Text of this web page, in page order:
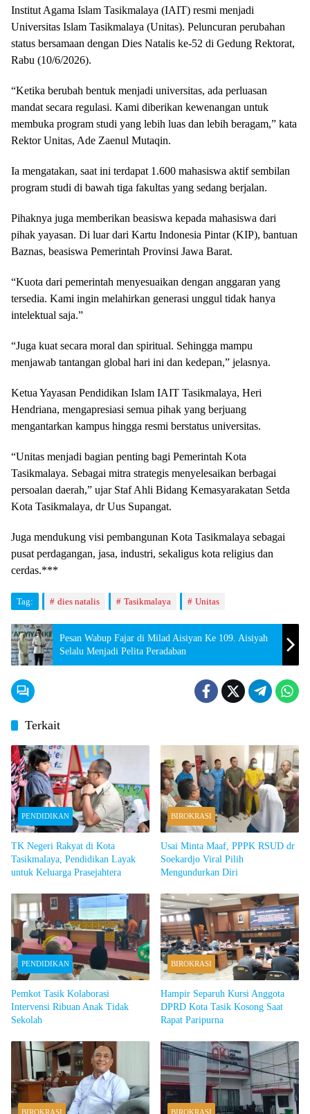
Institut Agama Islam Tasikmalaya (IAIT) resmi menjadi
Universitas Islam Tasikmalaya (Unitas). Peluncuran perubahan
status bersamaan dengan Dies Natalis ke-52 di Gedung Rektorat,
Rabu (10/6/2026).
“Ketika berubah bentuk menjadi universitas, ada perluasan
mandat secara regulasi. Kami diberikan kewenangan untuk
membuka program studi yang lebih luas dan lebih beragam,” kata
Rektor Unitas, Ade Zaenul Mutaqin.
Ia mengatakan, saat ini terdapat 1.600 mahasiswa aktif sembilan
program studi di bawah tiga fakultas yang sedang berjalan.
Pihaknya juga memberikan beasiswa kepada mahasiswa dari
pihak yayasan. Di luar dari Kartu Indonesia Pintar (KIP), bantuan
Baznas, beasiswa Pemerintah Provinsi Jawa Barat.
“Kuota dari pemerintah menyesuaikan dengan anggaran yang
tersedia. Kami ingin melahirkan generasi unggul tidak hanya
intelektual saja.”
“Juga kuat secara moral dan spiritual. Sehingga mampu
menjawab tantangan global hari ini dan kedepan,” jelasnya.
Ketua Yayasan Pendidikan Islam IAIT Tasikmalaya, Heri
Hendriana, mengapresiasi semua pihak yang berjuang
mengantarkan kampus hingga resmi berstatus universitas.
“Unitas menjadi bagian penting bagi Pemerintah Kota
Tasikmalaya. Sebagai mitra strategis menyelesaikan berbagai
persoalan daerah,” ujar Staf Ahli Bidang Kemasyarakatan Setda
Kota Tasikmalaya, dr Uus Supangat.
Juga mendukung visi pembangunan Kota Tasikmalaya sebagai
pusat perdagangan, jasa, industri, sekaligus kota religius dan
cerdas.***
Tag: dies natalis Tasikmalaya Unitas
Pesan Wabup Fajar di Milad Aisiyan Ke 109. Aisiyah
Selalu Menjadi Pelita Peradaban
Terkait
PENDIDIKAN
TK Negeri Rakyat di Kota
Tasikmalaya, Pendidikan Layak
untuk Keluarga Prasejahtera
BIROKRASI
Usai Minta Maaf, PPPK RSUD dr
Soekardjo Viral Pilih
Mengundurkan Diri
PENDIDIKAN
Pemkot Tasik Kolaborasi
Intervensi Ribuan Anak Tidak
Sekolah
BIROKRASI
Hampir Separuh Kursi Anggota
DPRD Kota Tasik Kosong Saat
Rapat Paripurna
BIROKRASI BIROKRASI